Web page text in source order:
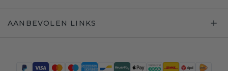
AANBEVOLEN LINKS